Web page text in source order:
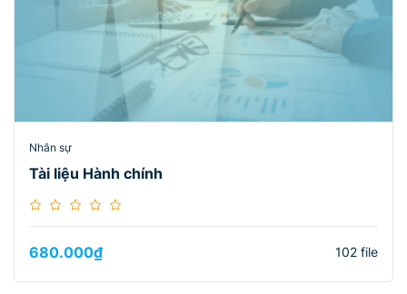
Nhân sự
Tài liệu Hành chính
680.000₫ 102 file